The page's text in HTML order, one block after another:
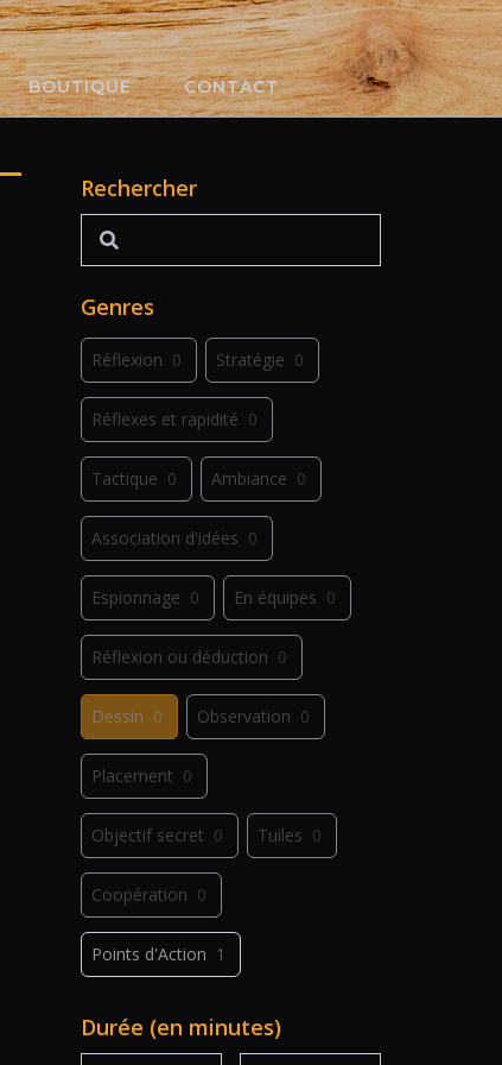
BOUTIQUE CONTACT
Rechercher
Rechercher
Genres
Réflexion 0 Stratégie 0
Réflexes et rapidité 0
Tactique 0 Ambiance 0
Association d'idées 0
Espionnage 0 En équipes 0
Réflexion ou déduction 0
Dessin 0 Observation 0
Placement 0
Objectif secret 0 Tuiles 0
Coopération 0
Points d'Action 1
Déplacement 0
Durée (en minutes)